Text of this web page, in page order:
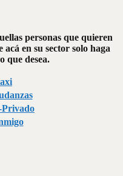
personas que quieren
en su sector solo haga
que desea.